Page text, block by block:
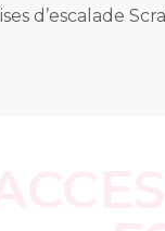
d’escalade